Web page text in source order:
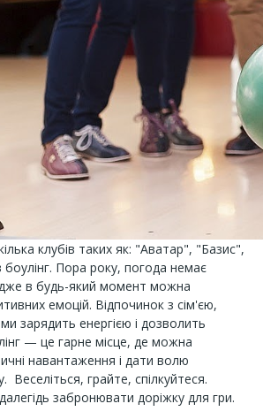
клубів таких як: "Аватар", "Базис",
Пора року, погода немає
в будь-який момент можна
емоцій. Відпочинок з сім'єю,
зарядить енергією і дозволить
— це гарне місце, де можна
навантаження і дати волю
Веселіться, грайте, спілкуйтеся.
забронювати доріжку для гри.